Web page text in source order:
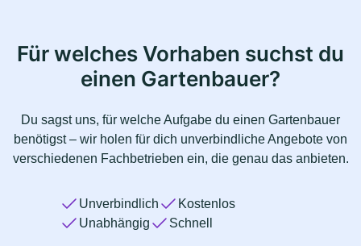
Für welches Vorhaben suchst du
einen Gartenbauer?
Du sagst uns, für welche Aufgabe du einen Gartenbauer
benötigst – wir holen für dich unverbindliche Angebote von
verschiedenen Fachbetrieben ein, die genau das anbieten.
Unverbindlich
Kostenlos
Unabhängig
Schnell